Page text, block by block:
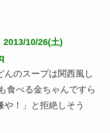
2013/10/26(土)
んのスープは関西風し
食べる金ちゃんですら
や！」と拒絶しそう